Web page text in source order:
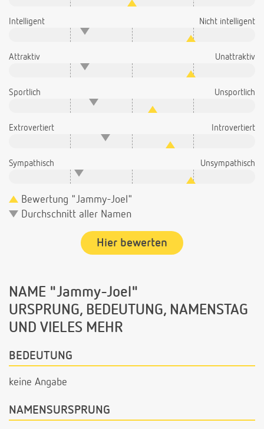
Intelligent Nicht intelligent
Attraktiv Unattraktiv
Sportlich Unsportlich
Extrovertiert Introvertiert
Sympathisch Unsympathisch
Bewertung "Jammy-Joel"
Durchschnitt aller Namen
Hier bewerten
NAME "Jammy-Joel"
URSPRUNG, BEDEUTUNG, NAMENSTAG
UND VIELES MEHR
BEDEUTUNG
keine Angabe
NAMENSURSPRUNG